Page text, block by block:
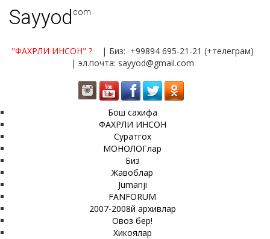
Sayyod.com
"ФАХРЛИ ИНСОН" ?
| Биз: +99894 695-21-21 (+телеграм)
| эл.почта: sayyod@gmail.com
Бош сахифа
ФАХРЛИ ИНСОН
Суратгох
МОНОЛОГлар
Биз
Жавоблар
Jumanji
FANFORUM
2007-2008й архивлар
Овоз бер!
Хикоялар